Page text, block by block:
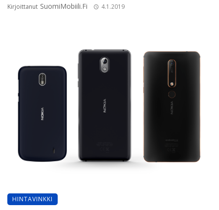
Kirjoittanut SuomiMobiili.fi 4.1.2019
HINTAVINKKI